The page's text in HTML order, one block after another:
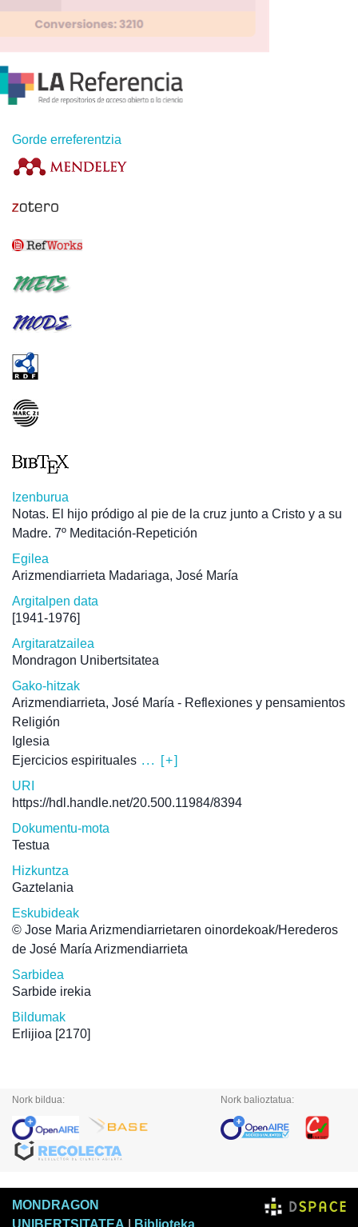
Gorde erreferentzia
Izenburua
Notas. El hijo pródigo al pie de la cruz junto a Cristo y a su
Madre. 7º Meditación-Repetición
Egilea
Arizmendiarrieta Madariaga, José María
Argitalpen data
[1941-1976]
Argitaratzailea
Mondragon Unibertsitatea
Gako-hitzak
Arizmendiarrieta, José María - Reflexiones y pensamientos
Religión
Iglesia
Ejercicios espirituales ... [+]
URI
https://hdl.handle.net/20.500.11984/8394
Dokumentu-mota
Testua
Hizkuntza
Gaztelania
Eskubideak
© Jose Maria Arizmendiarrietaren oinordekoak/Herederos
de José María Arizmendiarrieta
Sarbidea
Sarbide irekia
Bildumak
Erlijioa [2170]
Nork bildua: Nork balioztatua:
MONDRAGON